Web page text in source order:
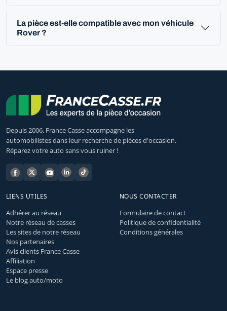
La pièce est-elle compatible avec mon véhicule
Rover ?
Depuis 2006, France Casse accompagne les
automobilistes dans leur recherche de pièces d'occasion.
Réparez votre auto sans vous ruiner !
LIENS UTILES
Adhérer au réseau
Notre réseau de casses
Les sites de notre réseau
Nos partenaires
Avis clients France Casse
Affiliation
Espace presse
Le blog auto/moto
NOUS CONTACTER
Formulaire de contact
Politique de confidentialité
Conditions générales